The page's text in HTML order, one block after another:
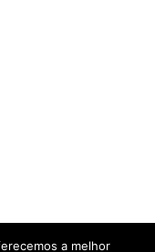
a melhor